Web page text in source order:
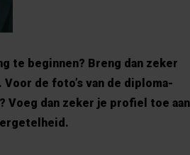
te beginnen? Breng dan zeker
de foto’s van de diploma-
Voeg dan zeker je profiel toe aan